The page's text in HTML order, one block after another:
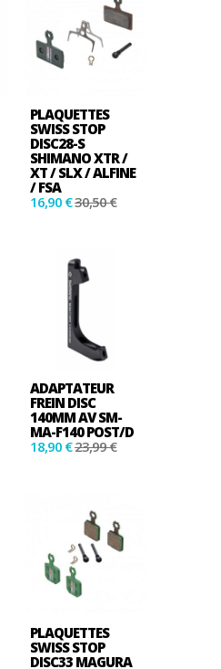
PLAQUETTES
SWISS STOP
DISC28-S
SHIMANO XTR /
XT / SLX / ALFINE
/ FSA
16,90 €30,50 €
ADAPTATEUR
FREIN DISC
140MM AV SM-
MA-F140 POST/D
18,90 €23,99 €
PLAQUETTES
SWISS STOP
DISC33 MAGURA